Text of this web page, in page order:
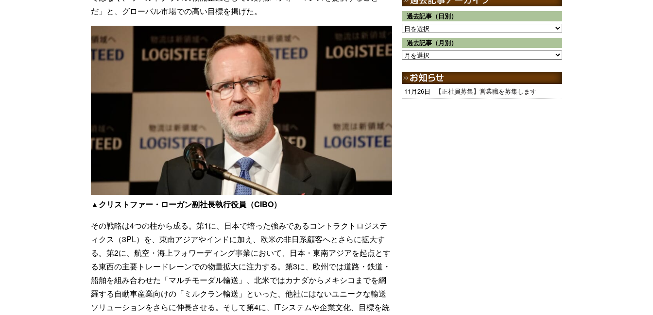
だ」と、グローバル市場での高い目標を掲げた。
▲クリストファー・ローガン副社長執行役員（CIBO）
その戦略は4つの柱から成る。第1に、日本で培った強みであるコントラクトロジステ
ィクス（3PL）を、東南アジアやインドに加え、欧米の非日系顧客へとさらに拡大す
る。第2に、航空・海上フォワーディング事業において、日本・東南アジアを起点とす
る東西の主要トレードレーンでの物量拡大に注力する。第3に、欧州では道路・鉄道・
船舶を組み合わせた「マルチモーダル輸送」、北米ではカナダからメキシコまでを網
羅する自動車産業向けの「ミルクラン輸送」といった、他社にはないユニークな輸送
ソリューションをさらに伸長させる。そして第4に、ITシステムや企業文化、目標を統
過去記事（日別）
過去記事（月別）
11月26日 【正社員募集】営業職を募集します